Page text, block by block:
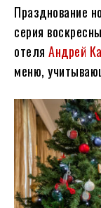
Празднование
серия
отеля Андрей
меню,